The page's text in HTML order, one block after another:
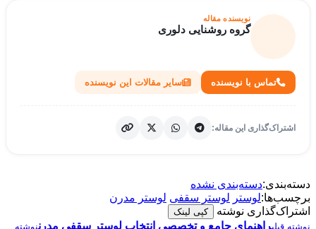
نویسنده مقاله
گروه روشنایی دلوری
تماس با نویسنده سایر مقالات این نویسنده
اشتراک‌گذاری این مقاله:
دسته‌بندی:دسته‌بندی نشده
برچسب‌ها:لوستر لوستر سقفی لوستر مدرن
اشتراک‌گذاری نوشته
کپی لینک
نوشته قبلیراهنمای جامع و تخصصی انتخاب لوستر سقفی مدرننوشته